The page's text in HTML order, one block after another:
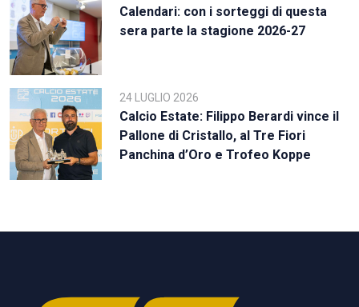
Calendari: con i sorteggi di questa
sera parte la stagione 2026-27
24 LUGLIO 2026
Calcio Estate: Filippo Berardi vince il
Pallone di Cristallo, al Tre Fiori
Panchina d’Oro e Trofeo Koppe